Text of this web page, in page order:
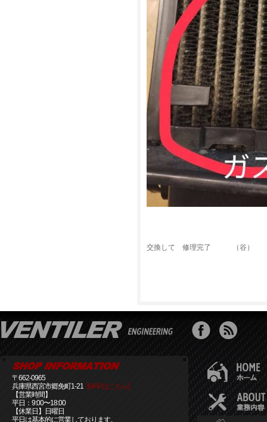
交換して 修理完了 （谷）
〒662-0965
兵庫県西宮市郷免町1-21 [MAPはこちら]
【営業時間】
平日：9:00〜18:00
【休業日】日曜日
平日は基本的に営業しております。